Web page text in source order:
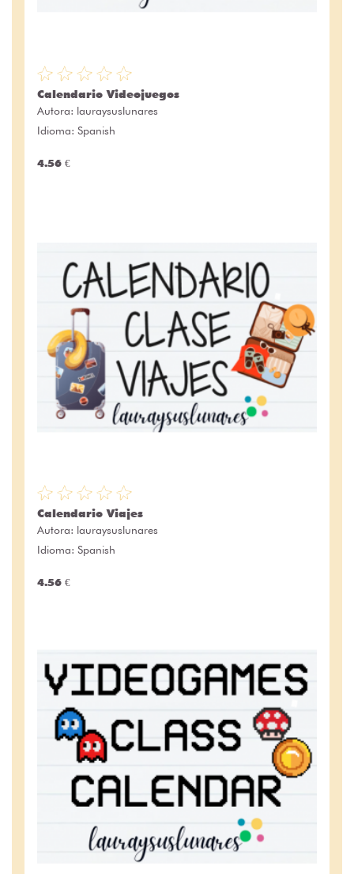
Calendario Videojuegos
Autora: lauraysuslunares
Idioma: Spanish
4.56 €
Calendario Viajes
Autora: lauraysuslunares
Idioma: Spanish
4.56 €